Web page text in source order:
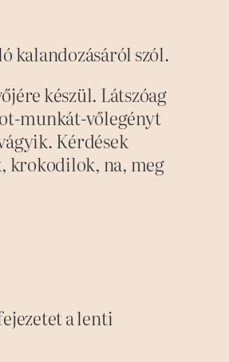
kalandozásáról szól.
készül. Látszóag
munkát-vőlegényt
Kérdések
krokodilok, na, meg
a lenti